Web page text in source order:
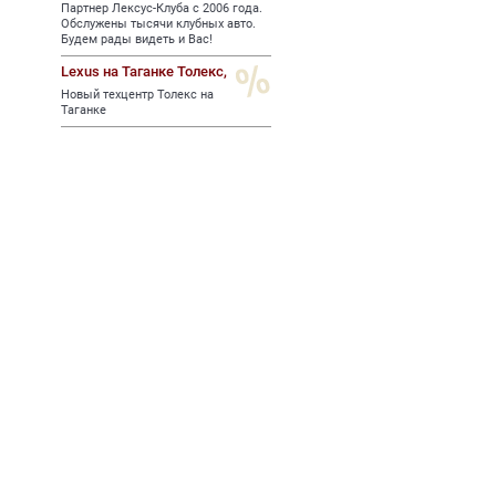
Партнер Лексус-Клуба с 2006 года.
Обслужены тысячи клубных авто.
Будем рады видеть и Вас!
Lexus на Таганке Толекс,
Новый техцентр Толекс на
Таганке